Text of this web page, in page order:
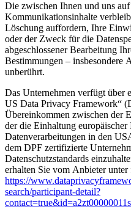
Die zwischen Ihnen und uns
Kommunikationsinhalte
Löschung auffordern, Ihre
oder der Zweck für die
abgeschlossener Bearbeitung
Bestimmungen – insbesondere
unberührt.
Das Unternehmen verfügt über
US Data Privacy Framework“
Übereinkommen zwischen der
der die Einhaltung europäischer
Datenverarbeitungen in den
dem DPF zertifizierte
Datenschutzstandards
erhalten Sie vom Anbieter
https://
search/participant-detail?